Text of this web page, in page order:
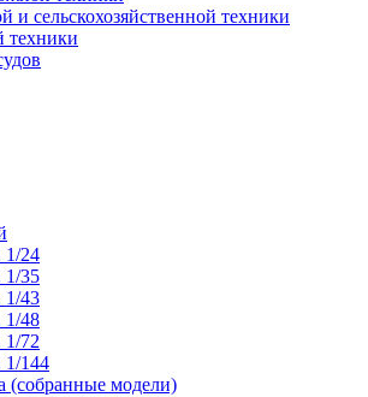
и сельскохозяйственной техники
техники
1/24
1/35
1/43
1/48
72
144
(собранные модели)